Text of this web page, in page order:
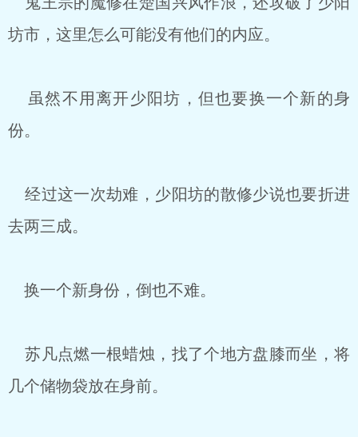
坊市，这里怎么可能没有他们的内应。
虽然不用离开少阳坊，但也要换一个新的身
份。
经过这一次劫难，少阳坊的散修少说也要折进
去两三成。
换一个新身份，倒也不难。
苏凡点燃一根蜡烛，找了个地方盘膝而坐，将
几个储物袋放在身前。